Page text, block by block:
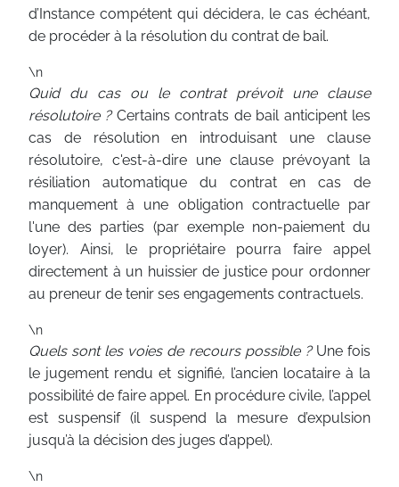
d’Instance compétent qui décidera, le cas échéant,
de procéder à la résolution du contrat de bail.
\n
Quid du cas ou le contrat prévoit une clause
résolutoire ?Certains contrats de bail anticipent les
cas de résolution en introduisant une clause
résolutoire, c'est-à-dire une clause prévoyant la
résiliation automatique du contrat en cas de
manquement à une obligation contractuelle par
l'une des parties (par exemple non-paiement du
loyer). Ainsi, le propriétaire pourra faire appel
directement à un huissier de justice pour ordonner
au preneur de tenir ses engagements contractuels.
\n
Quels sont les voies de recours possible ?Une fois
le jugement rendu et signifié, l’ancien locataire à la
possibilité de faire appel. En procédure civile, l’appel
est suspensif (il suspend la mesure d’expulsion
jusqu’à la décision des juges d’appel).
\n